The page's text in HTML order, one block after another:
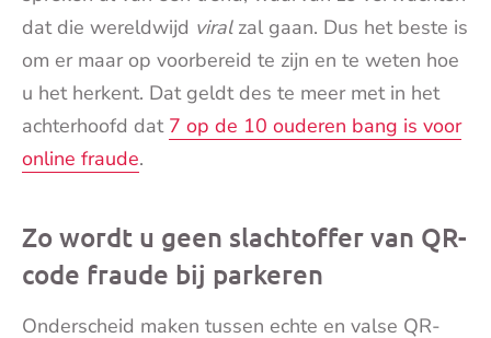
dat die wereldwijd viralzal gaan. Dus het beste is
om er maar op voorbereid te zijn en te weten hoe
u het herkent. Dat geldt des te meer met in het
achterhoofd dat 7 op de 10 ouderen bang is voor
online fraude.
Zo wordt u geen slachtoffer van QR-
code fraude bij parkeren
Onderscheid maken tussen echte en valse QR-